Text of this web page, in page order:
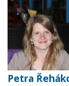
Petra